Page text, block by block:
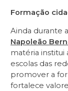
Formação
Ainda durante
Napoleão
matéria institui
escolas das
promover a
fortalece